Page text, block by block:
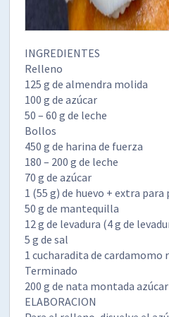
INGREDIENTES
Relleno
125 g de almendra molida
100 g de azúcar
50 – 60 g de leche
Bollos
450 g de harina de fuerza
180 – 200 g de leche
70 g de azúcar
1 (55 g) de huevo + extra
50 g de mantequilla
12 g de levadura (4 g de
5 g de sal
1 cucharadita de cardamomo
Terminado
200 g de nata montada
ELABORACION